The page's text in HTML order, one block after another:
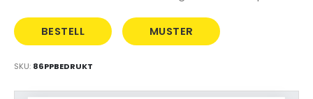
BESTELL
MUSTER
SKU 86PPBEDRUKT